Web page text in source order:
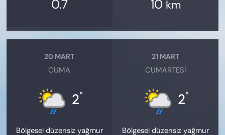
0.7 10 km
20 MART
CUMA
2°
Bölgesel düzensiz yağmur
21 MART
CUMARTESI
2°
Bölgesel düzensiz yağmur